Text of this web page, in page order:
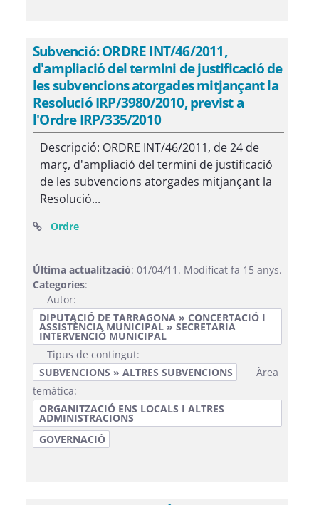
Subvenció: ORDRE INT/46/2011,
d'ampliació del termini de justificació de
les subvencions atorgades mitjançant la
Resolució IRP/3980/2010, previst a
l'Ordre IRP/335/2010
Descripció: ORDRE INT/46/2011, de 24 de
març, d'ampliació del termini de justificació
de les subvencions atorgades mitjançant la
Resolució...
Ordre(Obre una finestra nova)
Última actualització: 01/04/11. Modificat fa 15 anys.
Categories:
Autor:
DIPUTACIÓ DE TARRAGONA » CONCERTACIÓ I
ASSISTÈNCIA MUNICIPAL » SECRETARIA
INTERVENCIÓ MUNICIPAL
Tipus de contingut:
SUBVENCIONS » ALTRES SUBVENCIONS
Àrea
temàtica:
ORGANITZACIÓ ENS LOCALS I ALTRES
ADMINISTRACIONS
GOVERNACIÓ